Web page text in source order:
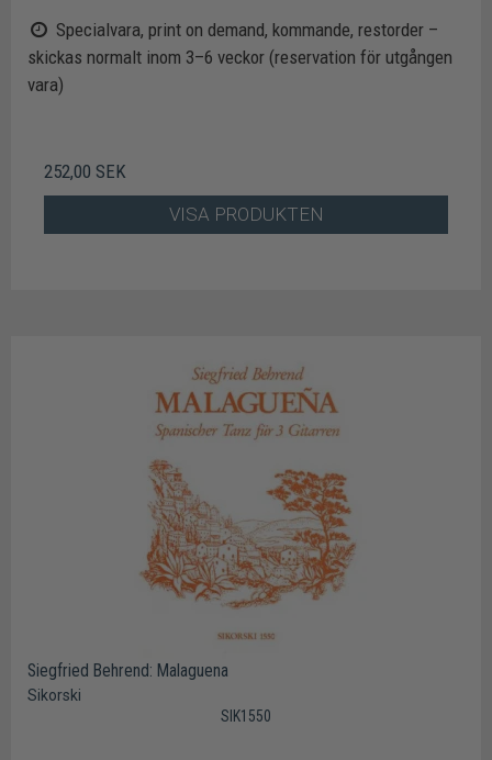
Specialvara, print on demand, kommande, restorder –
skickas normalt inom 3–6 veckor (reservation för utgången
vara)
252,00 SEK
VISA PRODUKTEN
Siegfried Behrend: Malaguena
Sikorski
SIK1550